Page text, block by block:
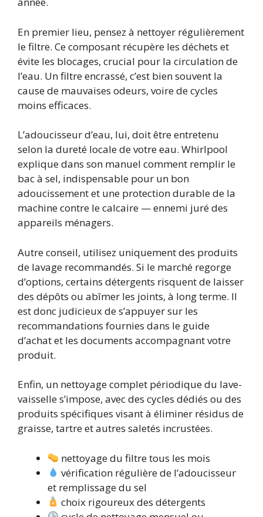
En premier lieu, pensez à nettoyer régulièrement
le filtre. Ce composant récupère les déchets et
évite les blocages, crucial pour la circulation de
l’eau. Un filtre encrassé, c’est bien souvent la
cause de mauvaises odeurs, voire de cycles
moins efficaces.
L’adoucisseur d’eau, lui, doit être entretenu
selon la dureté locale de votre eau. Whirlpool
explique dans son manuel comment remplir le
bac à sel, indispensable pour un bon
adoucissement et une protection durable de la
machine contre le calcaire — ennemi juré des
appareils ménagers.
Autre conseil, utilisez uniquement des produits
de lavage recommandés. Si le marché regorge
d’options, certains détergents risquent de laisser
des dépôts ou abîmer les joints, à long terme. Il
est donc judicieux de s’appuyer sur les
recommandations fournies dans le guide
d’achat et les documents accompagnant votre
produit.
Enfin, un nettoyage complet périodique du lave-
vaisselle s’impose, avec des cycles dédiés ou des
produits spécifiques visant à éliminer résidus de
graisse, tartre et autres saletés incrustées.
nettoyage du filtre tous les mois
vérification régulière de l’adoucisseur
et remplissage du sel
choix rigoureux des détergents